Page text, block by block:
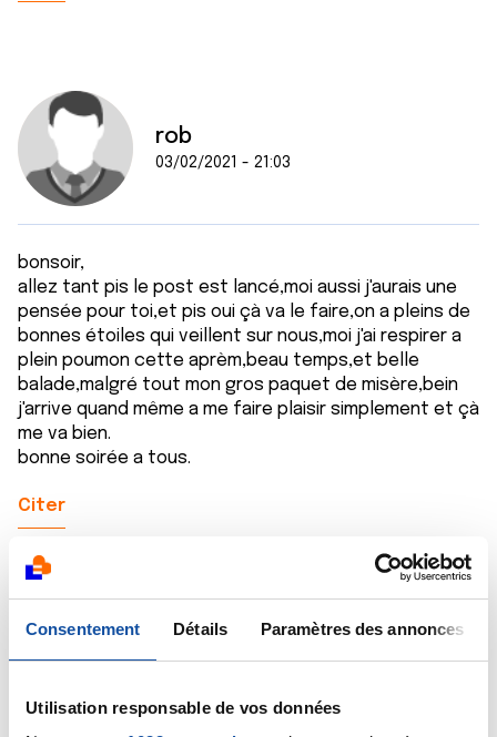
Consentement Détails Paramètres des annonces
Utilisation responsable de vos données
rob
03/02/2021 - 21:03
bonsoir,
allez tant pis le post est lancé,moi aussi j'aurais une
pensée pour toi,et pis oui çà va le faire,on a pleins de
bonnes étoiles qui veillent sur nous,moi j'ai respirer a
plein poumon cette aprèm,beau temps,et belle
balade,malgré tout mon gros paquet de misère,bein
j'arrive quand même a me faire plaisir simplement et çà
me va bien.
bonne soirée a tous.
Citer
Naouel